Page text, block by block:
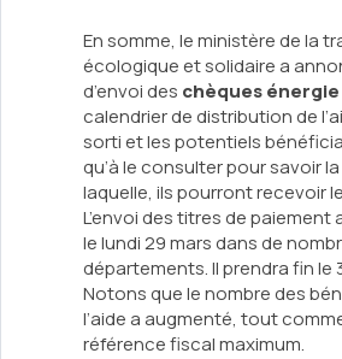
En somme, le ministère de la
écologique et solidaire a
d’envoi des chèques énergie
calendrier de distribution de
sorti et les potentiels
qu’à le consulter pour savoir
laquelle, ils pourront recevoir
L’envoi des titres de paiement
le lundi 29 mars dans de
départements. Il prendra fin le
Notons que le nombre des
l’aide a augmenté, tout
référence fiscal maximum.